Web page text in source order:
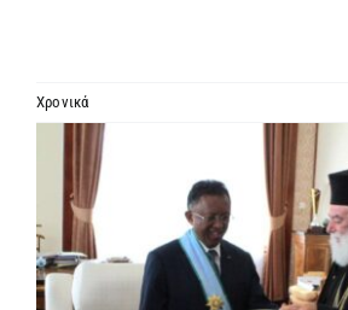
ΕΝΗΜΕΡΩΣΗ
Χρονικά
Προβολή
μεγαλύτερης
εικόνας